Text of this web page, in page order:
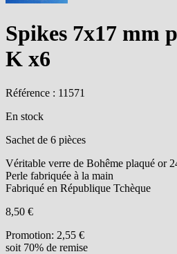
Spikes 7x17 mm
K x6
Référence : 11571
En stock
Sachet de 6 pièces
Véritable verre de Bohême plaqué or
Perle fabriquée à la main
Fabriqué en République Tchèque
8,50 €
Promotion: 2,55 €
soit 70% de remise